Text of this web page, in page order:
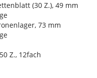
(30 Z.), 49 mm
73 mm
Z., 12fach